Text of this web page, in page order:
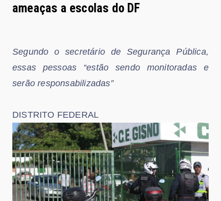
ameaças a escolas do DF
Segundo o secretário de Segurança Pública,
essas pessoas “estão sendo monitoradas e
serão responsabilizadas”
DISTRITO FEDERAL